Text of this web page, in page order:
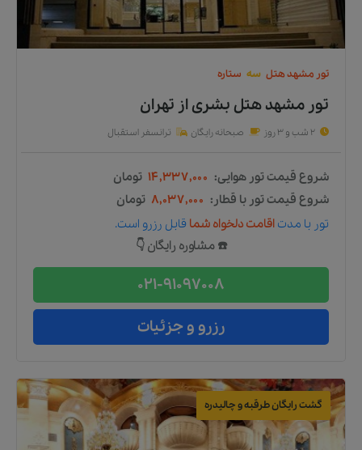
تور مشهدهتل سه ستاره
تور مشهد هتل بشریاز تهران
2 شب و 3 روز صبحانه رایگان ترانسفر استقبال
شروع قیمت تور هوایی: ۱۴,۳۳۷,۰۰۰ تومان
شروع قیمت تور با قطار: ۸,۰۳۷,۰۰۰ تومان
تور با مدت اقامت دلخواه شما قابل رزرو است.
☎️ مشاوره رایگان 👇
021-91097008
رزرو و جزئیات
گشت رایگان طرقبه و چالیدره